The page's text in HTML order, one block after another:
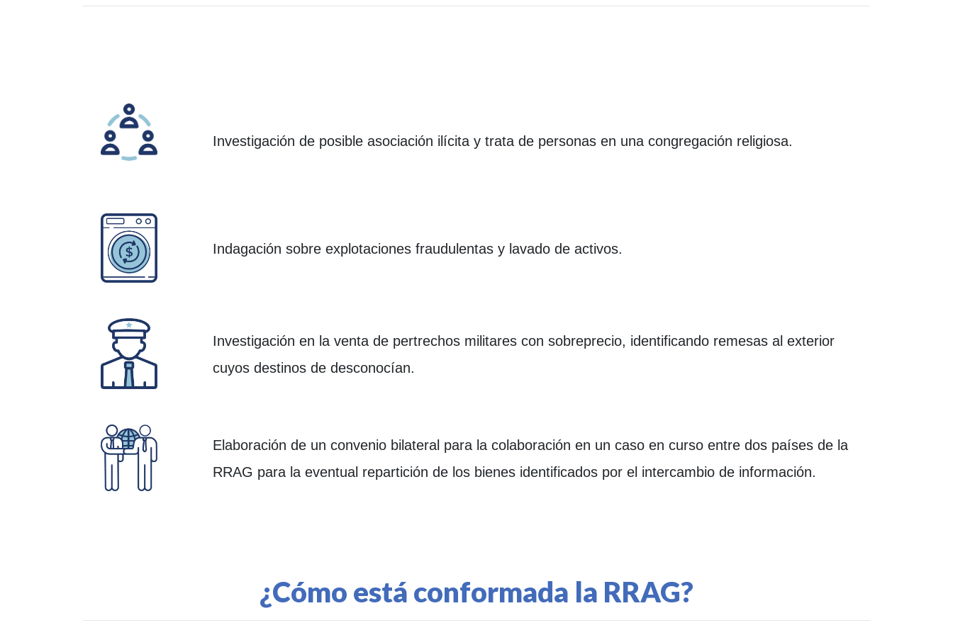
Investigación de posible asociación ilícita y trata de personas en una congregación religiosa.
Indagación sobre explotaciones fraudulentas y lavado de activos.
Investigación en la venta de pertrechos militares con sobreprecio, identificando remesas al exterior
cuyos destinos de desconocían.
Elaboración de un convenio bilateral para la colaboración en un caso en curso entre dos países de la
RRAG para la eventual repartición de los bienes identificados por el intercambio de información.
¿Cómo está conformada la RRAG?